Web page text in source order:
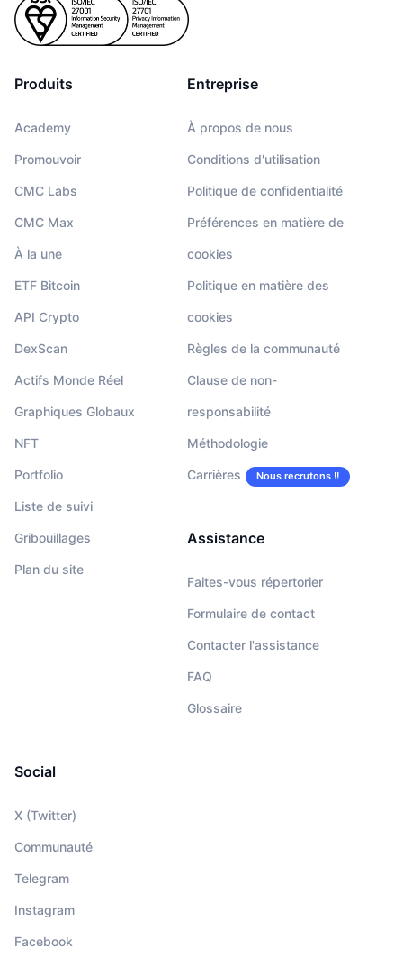
Produits
Academy
Promouvoir
CMC Labs
CMC Max
À la une
ETF Bitcoin
API Crypto
DexScan
Actifs Monde Réel
Graphiques Globaux
NFT
Portfolio
Liste de suivi
Gribouillages
Plan du site
Entreprise
À propos de nous
Conditions d'utilisation
Politique de confidentialité
Préférences en matière de
cookies
Politique en matière des
cookies
Règles de la communauté
Clause de non-
responsabilité
Méthodologie
Carrières Nous recrutons !!
Assistance
Faites-vous répertorier
Formulaire de contact
Contacter l'assistance
FAQ
Glossaire
Social
X (Twitter)
Communauté
Telegram
Instagram
Facebook